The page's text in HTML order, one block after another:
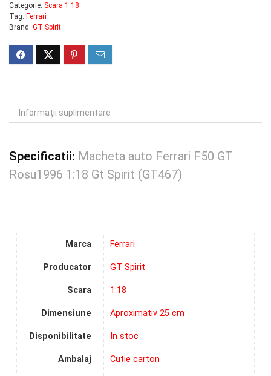
Categorie: Scara 1:18
Tag: Ferrari
Brand: GT Spirit
Informații suplimentare
Specificatii: Macheta auto Ferrari F50 GT
Rosu1996 1:18 Gt Spirit (GT467)
Marca Ferrari
Producator GT Spirit
Scara 1:18
Dimensiune Aproximativ 25 cm
Disponibilitate In stoc
Ambalaj Cutie carton